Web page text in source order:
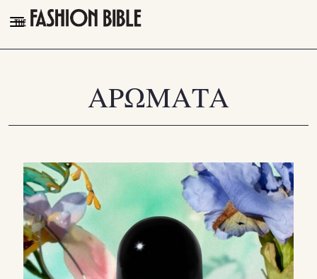
THE FASHION BIBLE
PLEASURES
VIDEOS
FOLLOW
Facebook
Instagram
ΑΡΩΜΑΤΑ